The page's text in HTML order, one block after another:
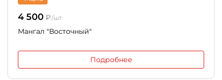
4 500 ₽/шт
Мангал "Восточный"
Подробнее